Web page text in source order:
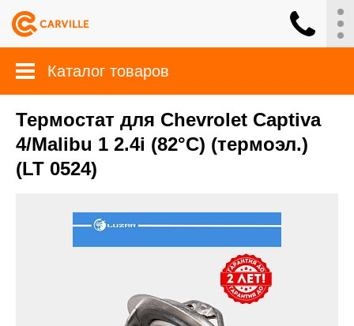
Каталог товаров
Термостат для Chevrolet Captiva
4/Malibu 1 2.4i (82°С) (термоэл.)
(LT 0524)